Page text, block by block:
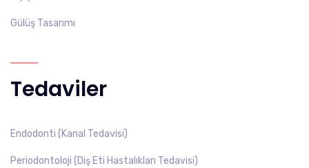
Gülüş Tasarımı
Tedaviler
Endodonti (Kanal Tedavisi)
Periodontoloji (Diş Eti Hastalıkları Tedavisi)